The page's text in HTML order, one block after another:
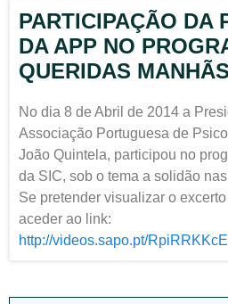
PARTICIPAÇÃO DA
DA APP NO
QUERIDAS
No dia 8 de Abril de 2014 a
Associação Portuguesa de
João Quintela, participou no
da SIC, sob o tema a solidão
Se pretender visualizar o
aceder ao link:
http://videos.sapo.pt/